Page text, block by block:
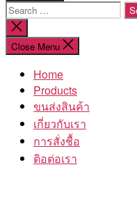
Search
for:
Close
search
Close Menu
Home
Products
ขนส่งสินค้า
เกี่ยวกับเรา
การสั่งชื้อ
ติอต่อเรา